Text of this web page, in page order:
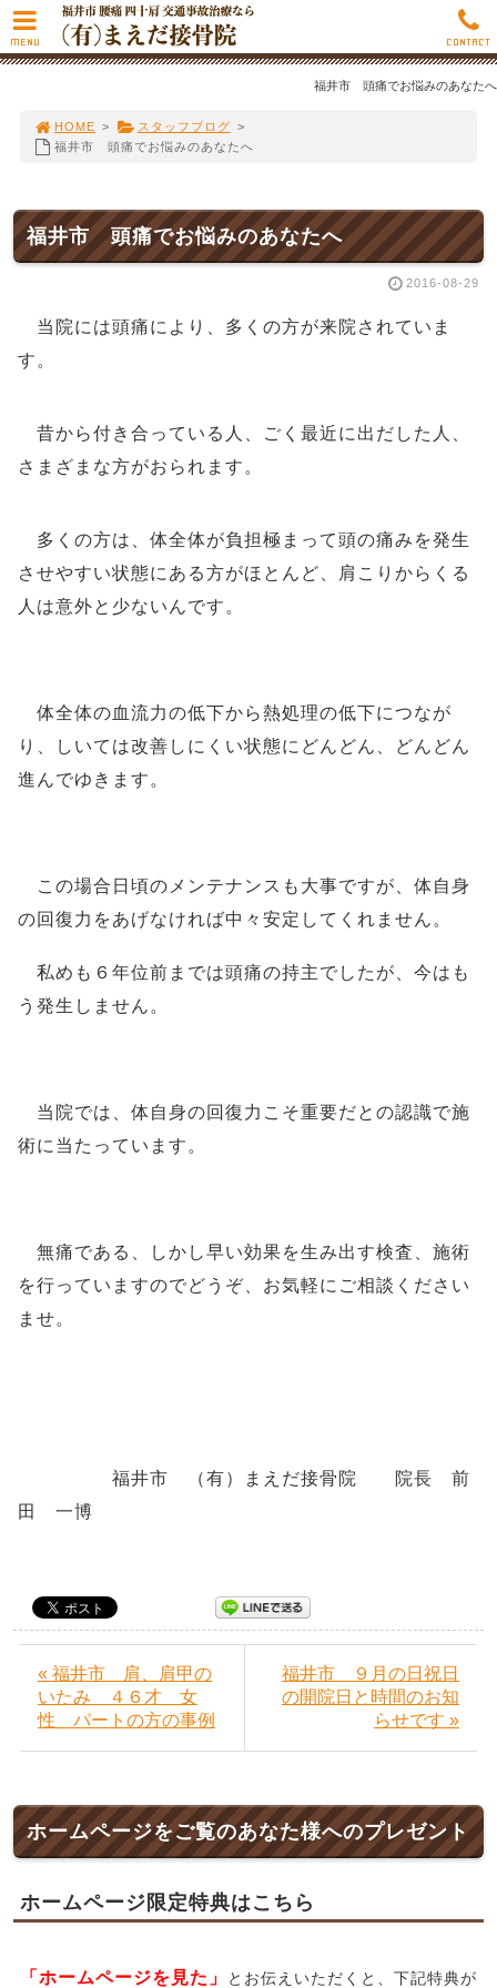
福井市 頭痛でお悩みのあなたへ
HOME > スタッフブログ >
福井市 頭痛でお悩みのあなたへ
福井市 頭痛でお悩みのあなたへ
2016-08-29
当院には頭痛により、多くの方が来院されていま
す。
昔から付き合っている人、ごく最近に出だした人、
さまざまな方がおられます。
多くの方は、 体全体が負担極まって頭の痛みを発生
させやすい状態にある方がほとん ど、肩こりからくる
人は意外と少ないんです。
体全体の血流力の低下から熱処理の低下につなが
り、しいては改善しにくい状態にどんどん、どんどん
進んでゆきます。
この場合日頃のメンテナンスも大事ですが、体自身
の回復力をあげなければ中々安定してくれません。
私めも６年位前までは頭痛の持主でしたが、今はも
う発生しません。
当院では、体自身の回復力こそ重要だとの認識で施
術に当たっています。
無痛である、しかし早い効果を生み出す検査、施術
を行っていますのでどうぞ、お気軽にご相談ください
ませ。
福井市
（有）まえだ接骨院 院長 前
田 一博
« 福井市 肩、肩甲の
いたみ ４６才 女
性 パートの方の事例
福井市 ９月の日祝日
の開院日と時間のお知
らせです »
ホームページをご覧のあなた様へのプレゼント
ホームページ限定特典はこちら
「ホームページを見た」 とお伝えいただくと、下記特典が
MENU CONTACT